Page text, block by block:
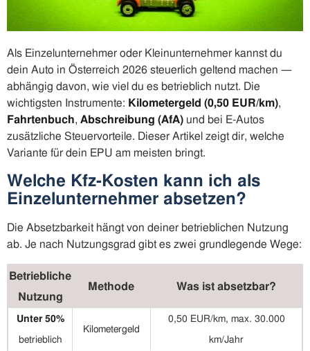
Als Einzelunternehmer oder Kleinunternehmer kannst du
dein Auto in Österreich 2026 steuerlich geltend machen —
abhängig davon, wie viel du es betrieblich nutzt. Die
wichtigsten Instrumente: Kilometergeld (0,50 EUR/km),
Fahrtenbuch, Abschreibung (AfA) und bei E-Autos
zusätzliche Steuervorteile. Dieser Artikel zeigt dir, welche
Variante für dein EPU am meisten bringt.
Welche Kfz-Kosten kann ich als
Einzelunternehmer absetzen?
Die Absetzbarkeit hängt von deiner betrieblichen Nutzung
ab. Je nach Nutzungsgrad gibt es zwei grundlegende Wege:
Betriebliche
Nutzung
Methode Was ist absetzbar?
Unter 50%
betrieblich
Kilometergeld
0,50 EUR/km, max. 30.000
km/Jahr